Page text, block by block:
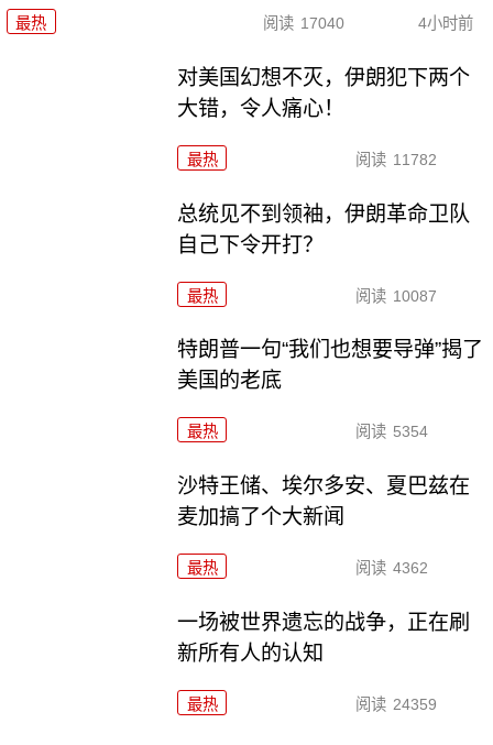
最热 阅读 17040 4小时前
对美国幻想不灭，伊朗犯下两个
大错，令人痛心！
最热 阅读 11782
总统见不到领袖，伊朗革命卫队
自己下令开打？
最热 阅读 10087
特朗普一句“我们也想要导弹”揭了
美国的老底
最热 阅读 5354
沙特王储、埃尔多安、夏巴兹在
麦加搞了个大新闻
最热 阅读 4362
一场被世界遗忘的战争，正在刷
新所有人的认知
最热 阅读 24359